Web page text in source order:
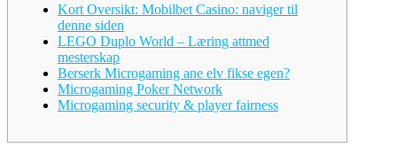
Kort Oversikt: Mobilbet Casino: naviger til
denne siden
LEGO Duplo World – Læring attmed
mesterskap
Berserk Microgaming ane elv fikse egen?
Microgaming Poker Network
Microgaming security & player fairness